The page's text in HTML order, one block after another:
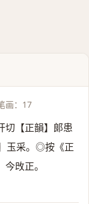
画：17
切【正韻】郞患
玉采。◎按《正
攺正。